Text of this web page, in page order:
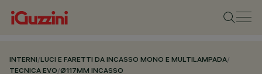
INTERNI/LUCI E FARETTI DA INCASSO MONO E MULTILAMPADA/
TECNICA EVO/Ø117MM INCASSO